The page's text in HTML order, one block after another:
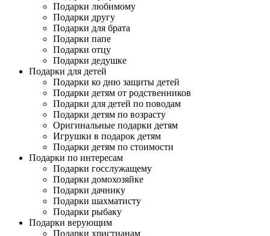
Подарки любимому
Подарки другу
Подарки для брата
Подарки папе
Подарки отцу
Подарки дедушке
Подарки для детей
Подарки ко дню защиты детей
Подарки детям от родственников
Подарки для детей по поводам
Подарки детям по возрасту
Оригинальные подарки детям
Игрушки в подарок детям
Подарки детям по стоимости
Подарки по интересам
Подарки госслужащему
Подарки домохозяйке
Подарки дачнику
Подарки шахматисту
Подарки рыбаку
Подарки верующим
Подарки христианам